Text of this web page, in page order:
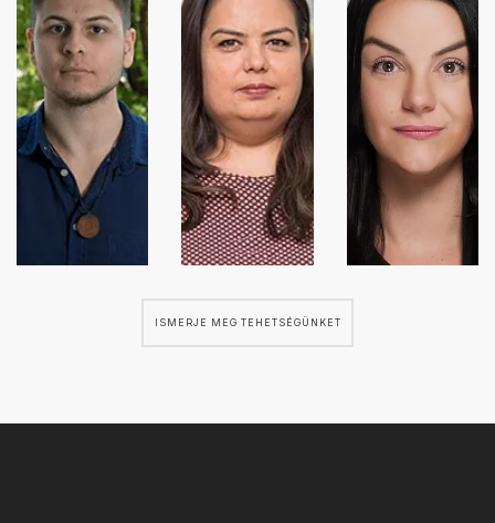
ISMERJE MEG TEHETSÉGÜNKET